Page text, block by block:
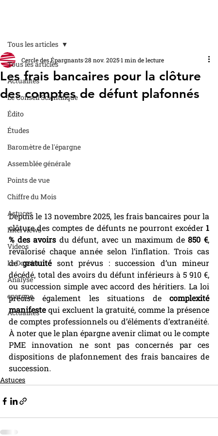
Tous les articles
Actualités
Le Conseil Scientifique
Édito
Études
Baromètre de l'épargne
Assemblée générale
Points de vue
Chiffre du Mois
Astuces
Interviews
Videos
Le Dossier
Analyse
epargne
Actualités
Tous les articles
Les frais bancaires pour la clôture
des comptes de défunt plafonnés
Cercle des Épargnants28 nov. 20251 min de lecture
Depuis le 13 novembre 2025, les frais bancaires pour la
clôture des comptes de défunts ne pourront excéder 1
% des avoirs du défunt, avec un maximum de 850 €,
revalorisé chaque année selon l’inflation. Trois cas
de gratuité sont prévus : succession d’un mineur
décédé, total des avoirs du défunt inférieurs à 5 910 €,
ou succession simple avec accord des héritiers. La loi
précise également les situations de complexité
manifeste qui excluent la gratuité, comme la présence
de comptes professionnels ou d’éléments d’extranéité.
À noter que le plan épargne avenir climat ou le compte
PME innovation ne sont pas concernés par ces
dispositions de plafonnement des frais bancaires de
succession.
Astuces